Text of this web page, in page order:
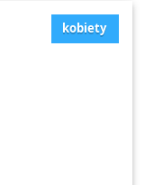
kobiety